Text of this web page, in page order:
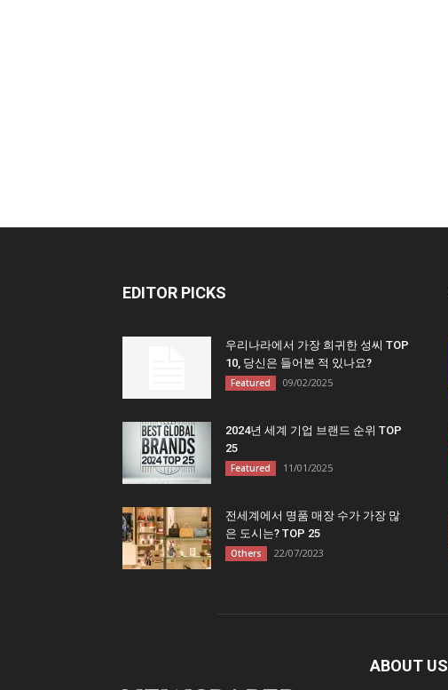
EDITOR PICKS
우리나라에서 가장 희귀한 성씨 TOP
10, 당신은 들어본 적 있나요?
Featured 09/02/2025
2024년 세계 기업 브랜드 순위 TOP
25
Featured 11/01/2025
전세계에서 명품 매장 수가 가장 많
은 도시는? TOP 25
Others 22/07/2023
ABOUT US